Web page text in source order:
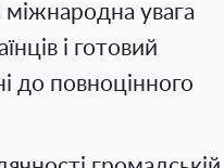
міжнародна увага
і готовий
до повноцінного